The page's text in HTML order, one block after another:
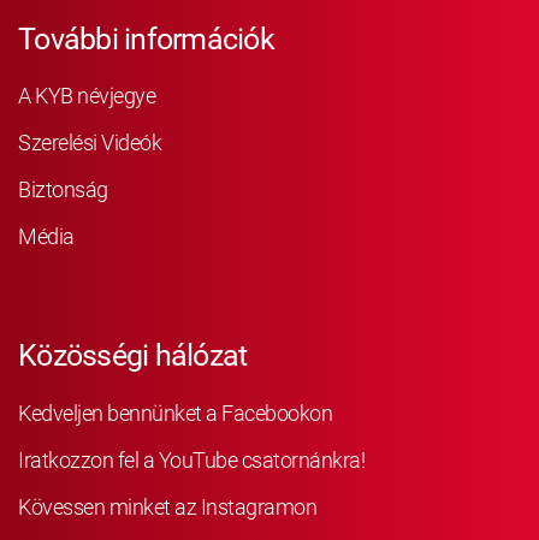
További információk
A KYB névjegye
Szerelési Videók
Biztonság
Média
Közösségi hálózat
Kedveljen bennünket a Facebookon
Iratkozzon fel a YouTube csatornánkra!
Kövessen minket az Instagramon